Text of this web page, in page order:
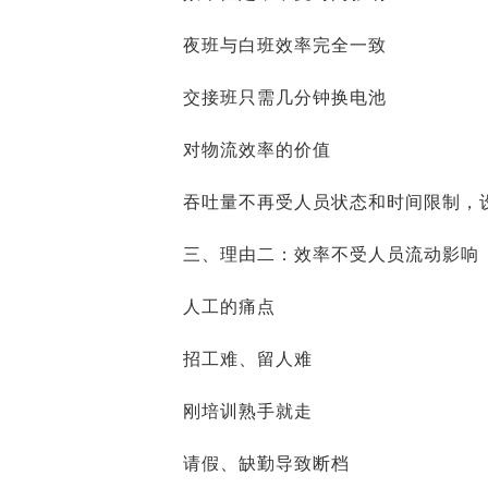
夜班与白班效率完全一致
交接班只需几分钟换电池
对物流效率的价值
吞吐量不再受人员状态和时间限制，
三、理由二：效率不受人员流动影响
人工的痛点
招工难、留人难
刚培训熟手就走
请假、缺勤导致断档